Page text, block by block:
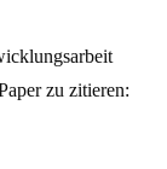
zu zitieren: